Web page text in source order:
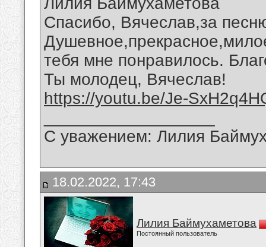
Спасибо, Вячеслав,за
тебя мне понравилось.
Ты молодец, Вячеслав!
https://youtu.be/Je-
С уважением: Лилия
18.02.2022, 17:43
Лилия Баймухаметова
Постоянный пользователь